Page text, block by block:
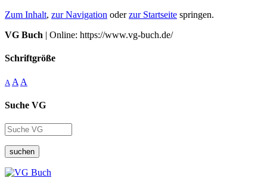
Zum Inhalt, zur Navigation oderzur Startseite springen.
VG Buch | Online: https://www.vg-buch.de/
Schriftgröße
A A A
Suche VG
suchen